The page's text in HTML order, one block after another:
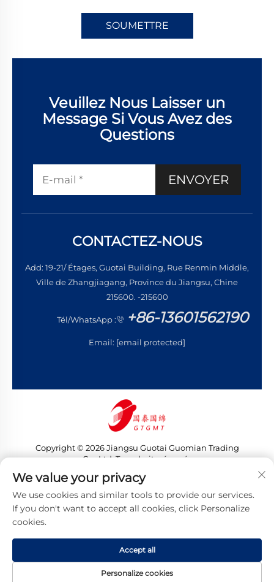
SOUMETTRE
Veuillez Nous Laisser un
Message Si Vous Avez des
Questions
ENVOYER
CONTACTEZ-NOUS
Add: 19-21/ Étages, Guotai Building, Rue Renmin Middle,
Ville de Zhangjiagang, Province du Jiangsu, Chine
215600. -215600
Tél/WhatsApp : +86-13601562190
Email: [email protected]
Copyright © 2026 Jiangsu Guotai Guomian Trading
Co., Ltd. Tous droits réservés
Politique de confidentialité
We value your privacy
We use cookies and similar tools to provide our services.
If you don't want to accept all cookies, click Personalize
cookies.
Personalize cookies
Accept all